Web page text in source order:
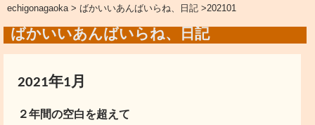
echigonagaoka> ばかいいあんばいらね、日記 >202101
ばかいいあんばいらね、日記
2021年1月
２年間の空白を超えて